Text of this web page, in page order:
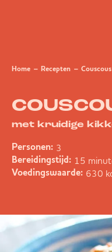
Home Recepten Couscous met
met kruidige
Personen: 3
Bereidingstijd: 15
Voedingswaarde: 630